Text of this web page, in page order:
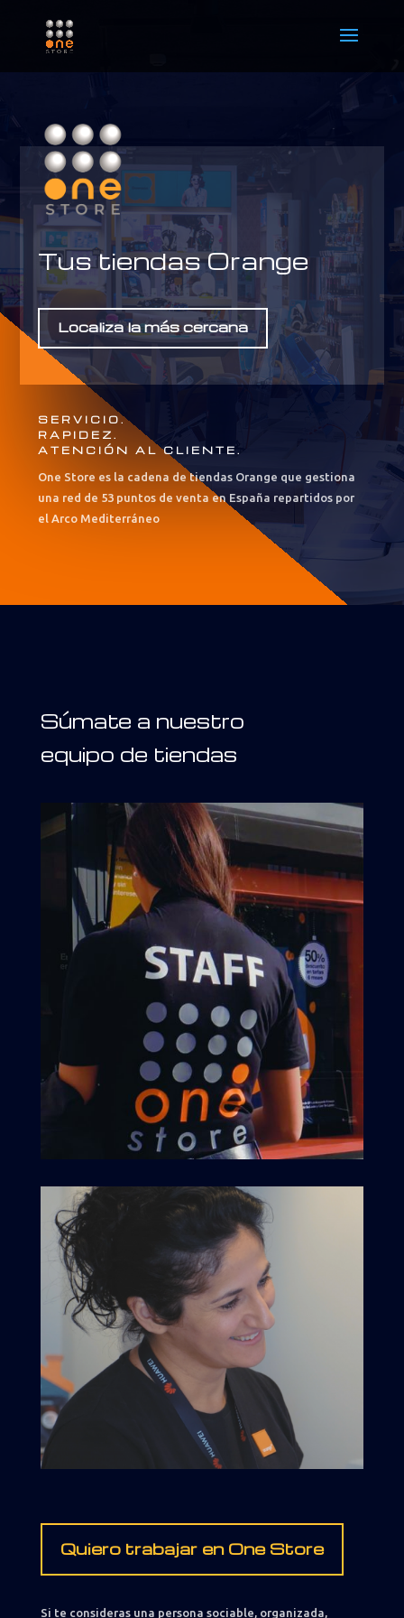
Tus tiendas Orange
Localiza la más cercana
SERVICIO.
RAPIDEZ.
ATENCIÓN AL CLIENTE.
One Store es la cadena de tiendas Orange que gestiona
una red de 53 puntos de venta en España repartidos por
el Arco Mediterráneo
Súmate a nuestro
equipo de tiendas
Quiero trabajar en One Store
Si te consideras una persona sociable, organizada,